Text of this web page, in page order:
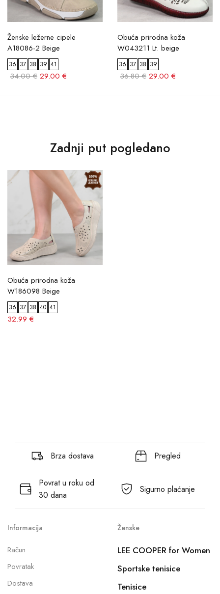
Ženske ležerne cipele
A18086-2 Beige
36 37 38 39 41
34.00 € 29.00 €
Obuća prirodna koža
W043211 Lt. beige
36 37 38 39
36.80 € 29.00 €
Zadnji put pogledano
Obuća prirodna koža
W186098 Beige
36 37 38 40 41
32.99 €
Brza dostava Pregled
Povrat u roku od
30 dana
Sigurno plaćanje
Informacija
Račun
Povratak
Dostava
Ženske
LEE COOPER for Women
Sportske tenisice
Tenisice